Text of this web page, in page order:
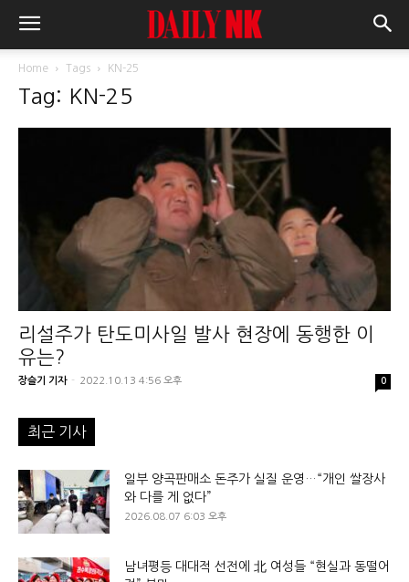
Home Tags KN-25
Tag: KN-25
리설주가 탄도미사일 발사 현장에 동행한 이
유는?
장슬기 기자 - 2022.10.13 4:56 오후 0
최근 기사
일부 양곡판매소 돈주가 실질 운영…“개인 쌀장사
와 다를 게 없다”
2026.08.07 6:03 오후
남녀평등 대대적 선전에 北 여성들 “현실과 동떨어